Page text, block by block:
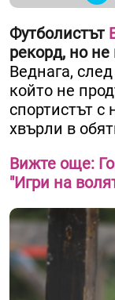
Футболистът
рекорд, но
Веднага,
който не
спортистът
хвърли в
Вижте още:
"Игри на